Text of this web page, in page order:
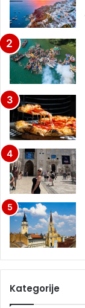
Kategorije